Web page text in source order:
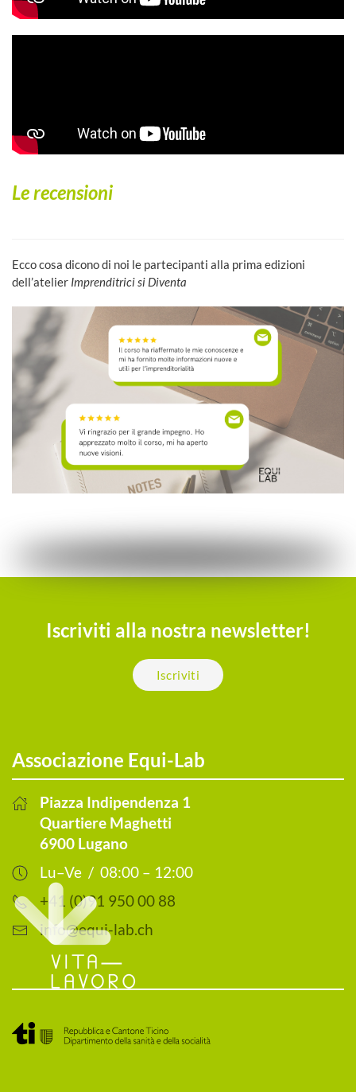
Le recensioni
Ecco cosa dicono di noi le partecipanti alla prima edizioni
dell’atelier Imprenditrici si Diventa
Iscriviti alla nostra newsletter!
Iscriviti
Associazione Equi-Lab
Piazza Indipendenza 1
Quartiere Maghetti
6900 Lugano
Lu–Ve / 08:00 – 12:00
+41 (0)91 950 00 88
info@equi-lab.ch